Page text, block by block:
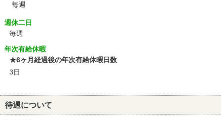
毎週
週休二日
毎週
年次有給休暇
★6ヶ月経過後の年次有給休暇日数
3日
待遇について